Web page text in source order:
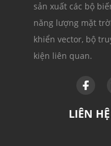
sản xuất các bộ
năng lượng mặt
khiển vector, bộ
kiện liên quan.
LIÊN